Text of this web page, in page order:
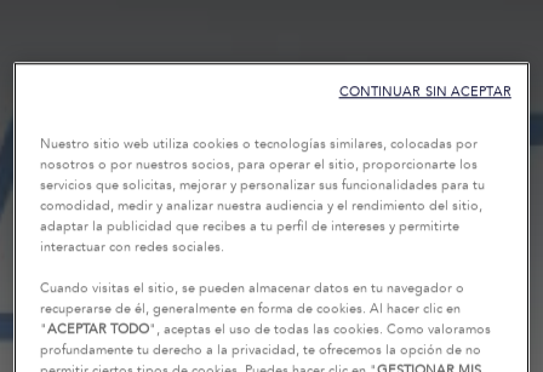
Nuestro sitio web utiliza cookies o tecnologías similares, colocadas por
nosotros o por nuestros socios, para operar el sitio, proporcionarte los
servicios que solicitas, mejorar y personalizar sus funcionalidades para tu
comodidad, medir y analizar nuestra audiencia y el rendimiento del sitio,
adaptar la publicidad que recibes a tu perfil de intereses y permitirte
interactuar con redes sociales.
Cuando visitas el sitio, se pueden almacenar datos en tu navegador o
recuperarse de él, generalmente en forma de cookies. Al hacer clic en
"ACEPTAR TODO", aceptas el uso de todas las cookies. Como valoramos
profundamente tu derecho a la privacidad, te ofrecemos la opción de no
CONTINUAR SIN ACEPTAR